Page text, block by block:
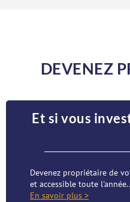
DEVENEZ
Et si vous
Devenez propriétaire de
et accessible toute
En savoir plus >